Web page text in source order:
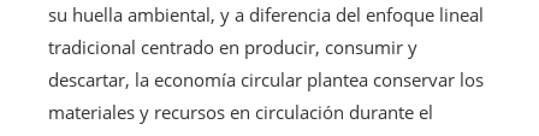
su huella ambiental, y a diferencia del enfoque lineal
tradicional centrado en producir, consumir y
descartar, la economía circular plantea conservar los
materiales y recursos en circulación durante el